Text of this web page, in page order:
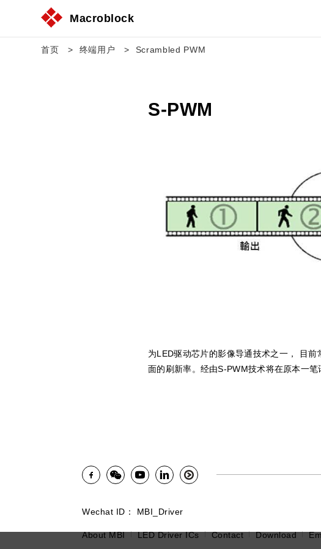
Macroblock
首页 终端用户 Scrambled PWM
S-PWM
为LED驱动芯片的影像导通技术之一， 目
面的刷新率。经由S-PWM技术将在原本一
Wechat ID： MBI_Driver
About MBI LED Driver ICs Contact Download